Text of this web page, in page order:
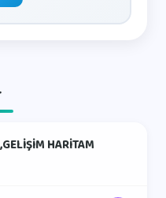
HARİTAM